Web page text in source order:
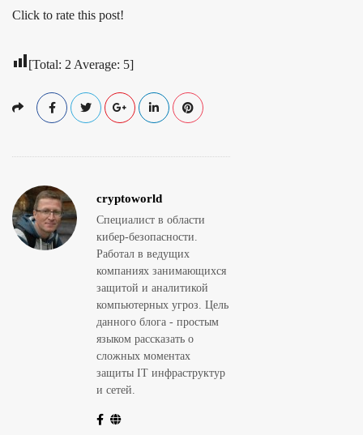
Click to rate this post!
[Total: 2 Average: 5]
cryptoworld
Специалист в области
кибер-безопасности.
Работал в ведущих
компаниях занимающихся
защитой и аналитикой
компьютерных угроз. Цель
данного блога - простым
языком рассказать о
сложных моментах
защиты IT инфраструктур
и сетей.